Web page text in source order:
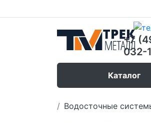
+7
032-
Каталог
Водосточные